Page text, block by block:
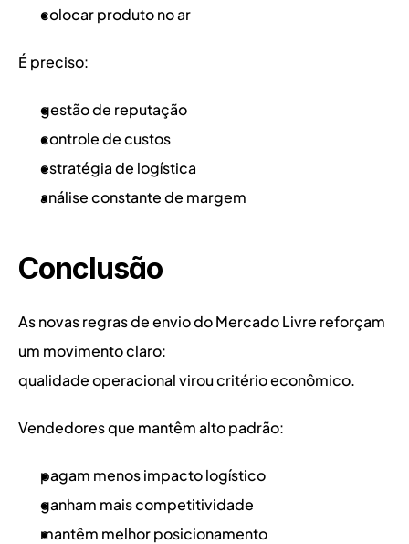
colocar produto no ar
É preciso:
gestão de reputação
controle de custos
estratégia de logística
análise constante de margem
Conclusão
As novas regras de envio do Mercado Livre reforçam
um movimento claro:
qualidade operacional virou critério econômico.
Vendedores que mantêm alto padrão:
pagam menos impacto logístico
ganham mais competitividade
mantêm melhor posicionamento